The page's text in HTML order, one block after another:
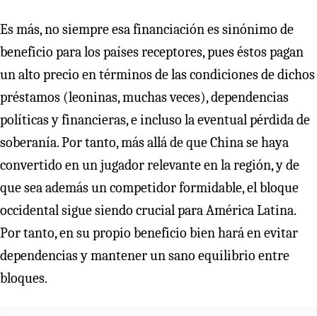
Es más, no siempre esa financiación es sinónimo de
beneficio para los países receptores, pues éstos pagan
un alto precio en términos de las condiciones de dichos
préstamos (leoninas, muchas veces), dependencias
políticas y financieras, e incluso la eventual pérdida de
soberanía. Por tanto, más allá de que China se haya
convertido en un jugador relevante en la región, y de
que sea además un competidor formidable, el bloque
occidental sigue siendo crucial para América Latina.
Por tanto, en su propio beneficio bien hará en evitar
dependencias y mantener un sano equilibrio entre
bloques.